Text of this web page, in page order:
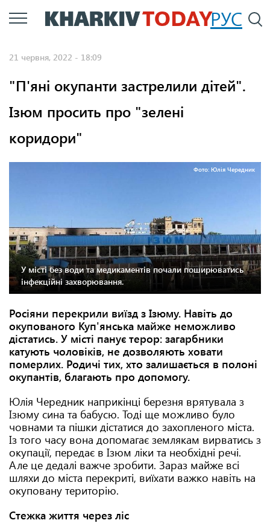
Перейти
до
РУС
21 червня, 2022 - 18:09
"П'яні окупанти застрелили дітей".
Ізюм просить про "зелені
коридори"
Фото: Юлія Чередник
У місті без води та медикаментів почали поширюватись
інфекційні захворювання.
Росіяни перекрили виїзд з Ізюму. Навіть до
окупованого Куп'янська майже неможливо
дістатись. У місті панує терор: загарбники
катують чоловіків, не дозволяють ховати
померлих. Родичі тих, хто залишається в полоні
окупантів, благають про допомогу.
Юлія Чередник наприкінці березня врятувала з
Ізюму сина та бабусю. Тоді ще можливо було
човнами та пішки дістатися до захопленого міста.
Із того часу вона допомагає землякам вирватись з
окупації, передає в Ізюм ліки та необхідні речі.
Але це дедалі важче зробити. Зараз майже всі
шляхи до міста перекриті, виїхати важко навіть на
окуповану територію.
Стежка життя через ліс